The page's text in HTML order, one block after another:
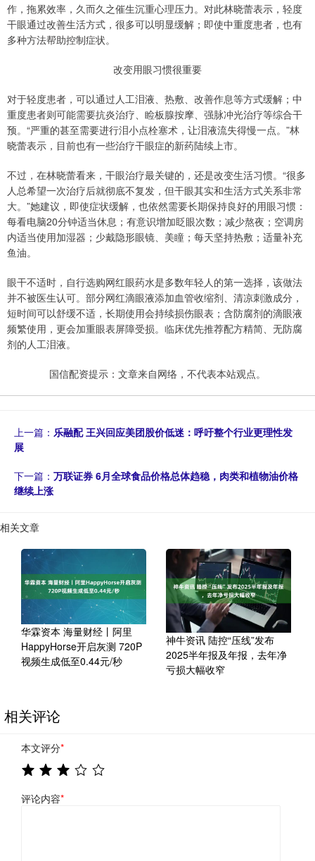
作，拖累效率，久而久之催生沉重心理压力。对此林晓蕾表示，轻度
干眼通过改善生活方式，很多可以明显缓解；即使中重度患者，也有
多种方法帮助控制症状。
改变用眼习惯很重要
对于轻度患者，可以通过人工泪液、热敷、改善作息等方式缓解；中
重度患者则可能需要抗炎治疗、睑板腺按摩、强脉冲光治疗等综合干
预。“严重的甚至需要进行泪小点栓塞术，让泪液流失得慢一点。”林
晓蕾表示，目前也有一些治疗干眼症的新药陆续上市。
不过，在林晓蕾看来，干眼治疗最关键的，还是改变生活习惯。“很多
人总希望一次治疗后就彻底不复发，但干眼其实和生活方式关系非常
大。”她建议，即使症状缓解，也依然需要长期保持良好的用眼习惯：
每看电脑20分钟适当休息；有意识增加眨眼次数；减少熬夜；空调房
内适当使用加湿器；少戴隐形眼镜、美瞳；每天坚持热敷；适量补充
鱼油。
眼干不适时，自行选购网红眼药水是多数年轻人的第一选择，该做法
并不被医生认可。部分网红滴眼液添加血管收缩剂、清凉刺激成分，
短时间可以舒缓不适，长期使用会持续损伤眼表；含防腐剂的滴眼液
频繁使用，更会加重眼表屏障受损。临床优先推荐配方精简、无防腐
剂的人工泪液。
国信配资提示：文章来自网络，不代表本站观点。
上一篇： 乐融配 王兴回应美团股价低迷：呼吁整个行业更理性发
展
下一篇： 万联证券 6月全球食品价格总体趋稳，肉类和植物油价格
继续上涨
相关文章
华霖资本 海量财经丨阿里
HappyHorse开启灰测 720P
视频生成低至0.44元/秒
神牛资讯 陆控“压线”发布
2025半年报及年报，去年净
亏损大幅收窄
相关评论
本文评分*
评论内容*